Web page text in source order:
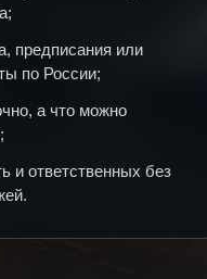
предписания или
по России;
а что можно
и ответственных без